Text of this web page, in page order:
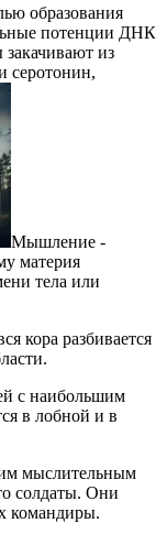
образования
потенции ДНК
из
серотонин,
Мышление -
материя
тела или
кора разбивается
с наибольшим
в лобной и в
мыслительным
солдаты. Они
командиры.